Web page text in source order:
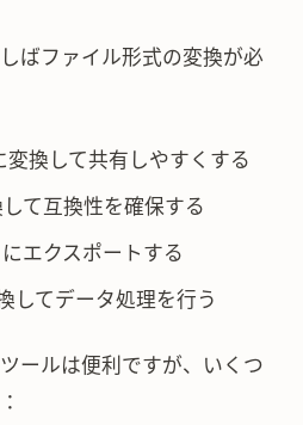
ばファイル形式の変換が必
変換して共有しやすくする
て互換性を確保する
エクスポートする
してデータ処理を行う
ールは便利ですが、いくつ